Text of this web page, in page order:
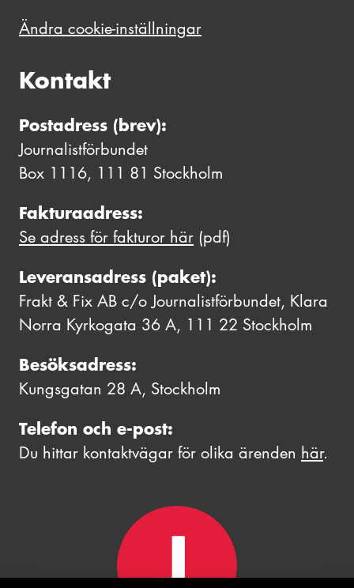
Ändra cookie-inställningar
Kontakt
Postadress (brev):
Journalistförbundet
Box 1116, 111 81 Stockholm
Fakturaadress:
Se adress för fakturor här (pdf)
Leveransadress (paket):
Frakt & Fix AB c/o Journalistförbundet, Klara
Norra Kyrkogata 36 A, 111 22 Stockholm
Besöksadress:
Kungsgatan 28 A, Stockholm
Telefon och e-post:
Du hittar kontaktvägar för olika ärenden här.